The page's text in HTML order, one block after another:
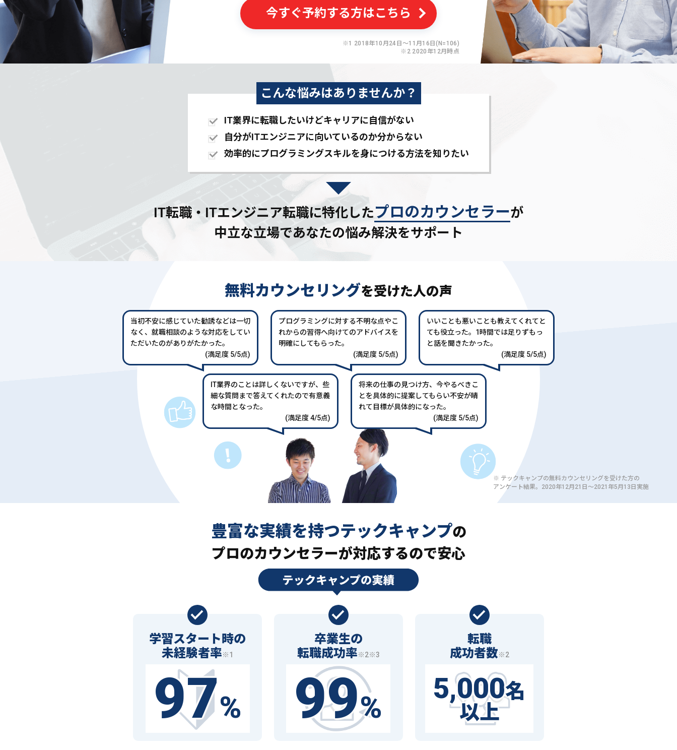
今すぐ予約する方はこちら
※1 2018年10月24日〜11月16日(N=106)
※2 2020年12月時点
こんな悩みはありませんか？
IT業界に転職したいけどキャリアに自信がない
自分がITエンジニアに向いているのか分からない
効率的にプログラミングスキルを身につける方法を知りたい
IT転職・ITエンジニア転職に特化したプロのカウンセラーが
中立な立場であなたの悩み解決をサポート
無料カウンセリングを受けた人の声
当初不安に感じていた勧誘などは一切
なく、就職相談のような対応をしてい
ただいたのがありがたかった。
(満足度 5/5点)
プログラミングに対する不明な点やこ
れからの習得へ向けてのアドバイスを
明確にしてもらった。
(満足度 5/5点)
いいことも悪いことも教えてくれてと
ても役立った。1時間では足りずもっ
と話を聞きたかった。
(満足度 5/5点)
IT業界のことは詳しくないですが、些
細な質問まで答えてくれたので有意義
な時間となった。
(満足度 4/5点)
将来の仕事の見つけ方、今やるべきこ
とを具体的に提案してもらい不安が晴
れて目標が具体的になった。
(満足度 5/5点)
※ テックキャンプの無料カウンセリングを受けた方の
アンケート結果。2020年12月21日〜2021年5月13日実施
豊富な実績を持つテックキャンプの
プロのカウンセラーが対応するので安心
学習スタート時の
未経験者率※1
97%
卒業生の
転職成功率※2※3
99%
転職
成功者数※2
5,000名
以上